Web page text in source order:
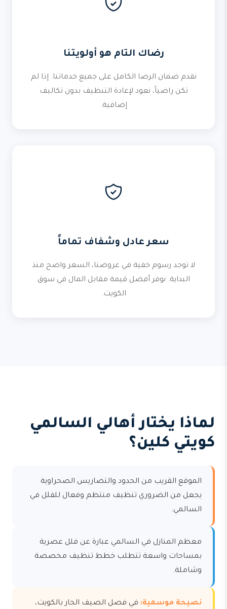
رضاك التام هو أولويتنا
نقدم ضمان الرضا الكامل على جميع خدماتنا. إذا لم
تكن راضياً، نعود لإعادة التنظيف بدون تكاليف
إضافية.
سعر عادل وشفاف تماماً
لا توجد رسوم خفية في عروضنا، السعر واضح منذ
البداية. نوفر أفضل قيمة مقابل المال في سوق
الكويت.
لماذا يختار أهالي السالمي
كويتي كلين؟
الموقع القريب من الحدود والتضاريس الصحراوية
يجعل من الضروري تنظيف منتظم وفعال للفلل في
السالمي.
معظم المنازل في السالمي عبارة عن فلل عصرية
بمساحات واسعة تتطلب خطط تنظيف مخصصة
وشاملة.
نصيحة موسمية: في فصل الصيف الحار بالكويت،